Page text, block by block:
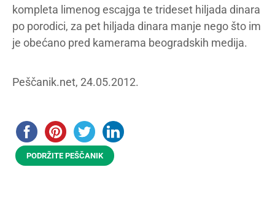
kompleta limenog escajga te trideset hiljada dinara
po porodici, za pet hiljada dinara manje nego što im
je obećano pred kamerama beogradskih medija.
Peščanik.net, 24.05.2012.
PODRŽITE PEŠČANIK